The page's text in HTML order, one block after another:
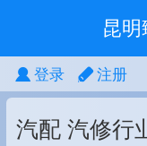
昆明
登录 注册
汽配 汽修行